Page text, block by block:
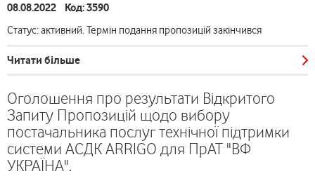
08.08.2022 Код: 3590
Статус: активний. Термін подання пропозицій закінчився
Читати більше
Оголошення про результати Відкритого
Запиту Пропозицій щодо вибору
постачальника послуг технічної підтримки
системи АСДК ARRIGO для ПрАТ "ВФ
УКРАЇНА".